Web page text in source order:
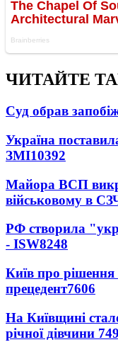
ЧИТАЙТЕ
Суд обрав
Україна
ЗМІ10392
Майора ВСП
військовому в
РФ створила
- ISW8248
Київ про
прецедент7606
На Київщині
річної дівчини